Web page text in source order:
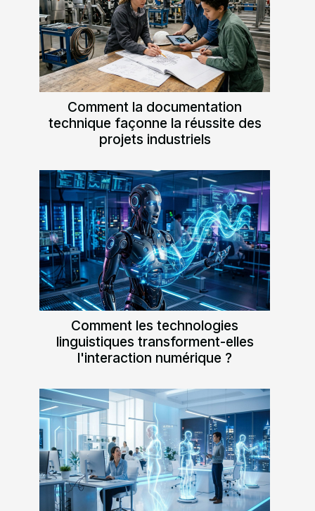
Comment la documentation
technique façonne la réussite des
projets industriels
Comment les technologies
linguistiques transforment-elles
l'interaction numérique ?